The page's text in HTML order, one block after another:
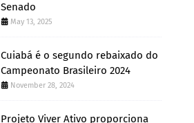
Senado
May 13, 2025
Cuiabá é o segundo rebaixado do
Campeonato Brasileiro 2024
November 28, 2024
Projeto Viver Ativo proporciona